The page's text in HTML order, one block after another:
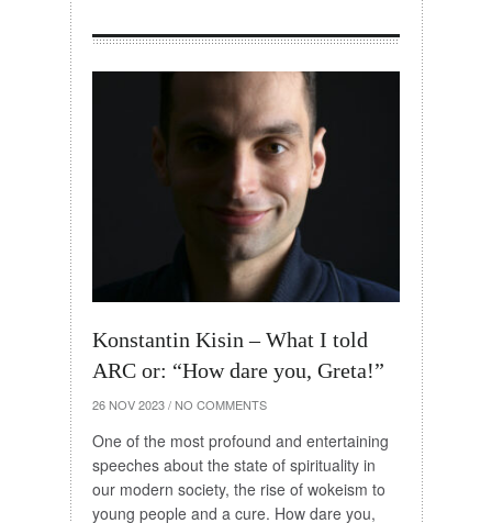
Konstantin Kisin – What I told
ARC or: “How dare you, Greta!”
26 NOV 2023 / NO COMMENTS
One of the most profound and entertaining
speeches about the state of spirituality in
our modern society, the rise of wokeism to
young people and a cure. How dare you,